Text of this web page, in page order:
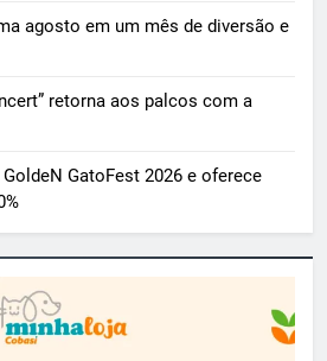
agosto em um mês de diversão e
retorna aos palcos com a
GatoFest 2026 e oferece